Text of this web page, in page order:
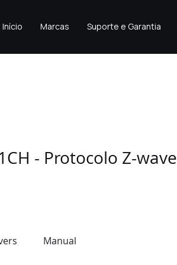
Início Marcas Suporte e Garantia
- Protocolo Z-wave
Manual